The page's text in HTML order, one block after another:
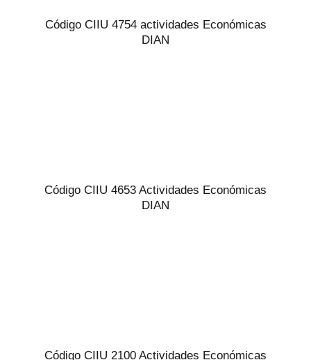
Código CIIU 4754 actividades Económicas
DIAN
Código CIIU 4653 Actividades Económicas
DIAN
Código CIIU 2100 Actividades Económicas